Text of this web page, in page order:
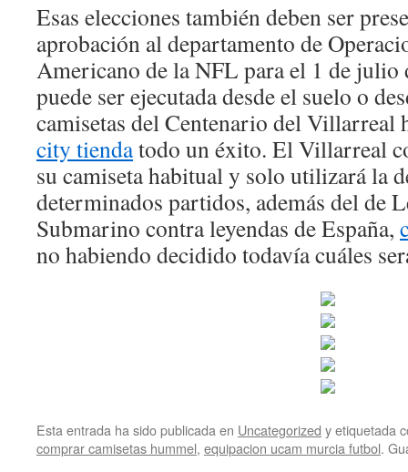
Esas elecciones también deben ser
aprobación al departamento de
Americano de la NFL para el 1 de julio
puede ser ejecutada desde el suelo o
camisetas del Centenario del Villarreal
city tiendatodo un éxito. El Villarreal
su camiseta habitual y solo utilizará la
determinados partidos, además del de
Submarino contra leyendas de España,
no habiendo decidido todavía cuáles
Esta entrada ha sido publicada en Uncategorized y etiquetada
comprar camisetas hummel, equipacion ucam murcia futbol.